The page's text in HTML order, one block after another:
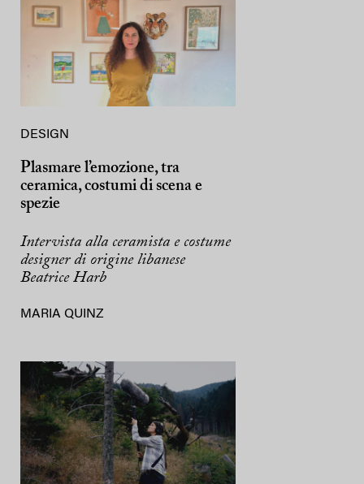
DESIGN
Plasmare l’emozione, tra
ceramica, costumi di scena e
spezie
Intervista alla ceramista e costume
designer di origine libanese
Beatrice Harb
MARIA QUINZ